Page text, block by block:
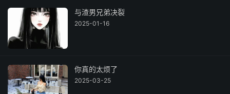
与渣男兄弟决裂
2025-01-16
你真的太烦了
2025-03-25